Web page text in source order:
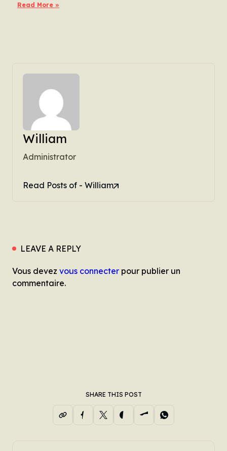
Read More »
William
Administrator
Read Posts of - William
LEAVE A REPLY
Vous devez vous connecter pour publier un
commentaire.
SHARE THIS POST